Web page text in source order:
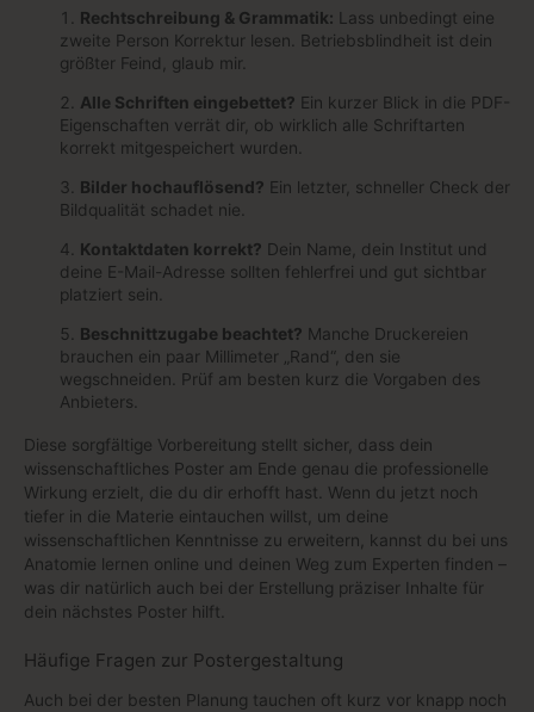
Rechtschreibung & Grammatik: Lass unbedingt eine
zweite Person Korrektur lesen. Betriebsblindheit ist dein
größter Feind, glaub mir.
Alle Schriften eingebettet? Ein kurzer Blick in die PDF-
Eigenschaften verrät dir, ob wirklich alle Schriftarten
korrekt mitgespeichert wurden.
Bilder hochauflösend? Ein letzter, schneller Check der
Bildqualität schadet nie.
Kontaktdaten korrekt? Dein Name, dein Institut und
deine E-Mail-Adresse sollten fehlerfrei und gut sichtbar
platziert sein.
Beschnittzugabe beachtet? Manche Druckereien
brauchen ein paar Millimeter „Rand“, den sie
wegschneiden. Prüf am besten kurz die Vorgaben des
Anbieters.
Diese sorgfältige Vorbereitung stellt sicher, dass dein
wissenschaftliches Poster am Ende genau die professionelle
Wirkung erzielt, die du dir erhofft hast. Wenn du jetzt noch
tiefer in die Materie eintauchen willst, um deine
wissenschaftlichen Kenntnisse zu erweitern, kannst du bei uns
Anatomie lernen online und deinen Weg zum Experten finden –
was dir natürlich auch bei der Erstellung präziser Inhalte für
dein nächstes Poster hilft.
Häufige Fragen zur Postergestaltung
Auch bei der besten Planung tauchen oft kurz vor knapp noch